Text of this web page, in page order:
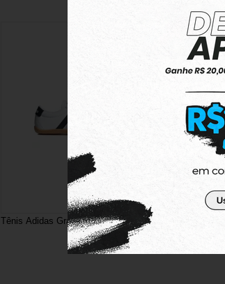
Tênis Adidas Grand Court Lo Branco